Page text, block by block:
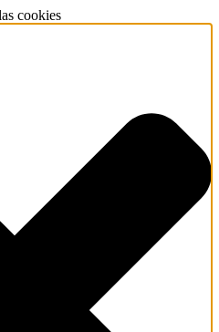
cookies